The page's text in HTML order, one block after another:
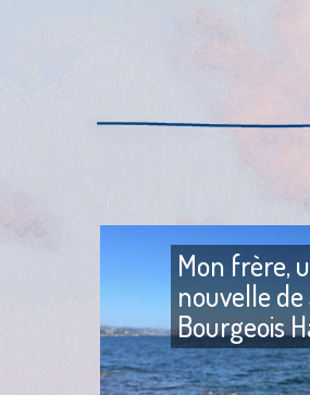
Mon frère,
nouvelle de
Bourgeois